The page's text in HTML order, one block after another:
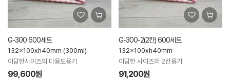
G-300 600세트
132x100xh40mm (300ml)
아담한사이즈의 다용도용기
99,600원
G-300-2(2칸) 600세트
132x100xh40mm
아담한 사이즈의 2칸용기
91,200원